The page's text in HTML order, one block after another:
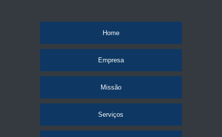
Home
Empresa
Missão
Serviços